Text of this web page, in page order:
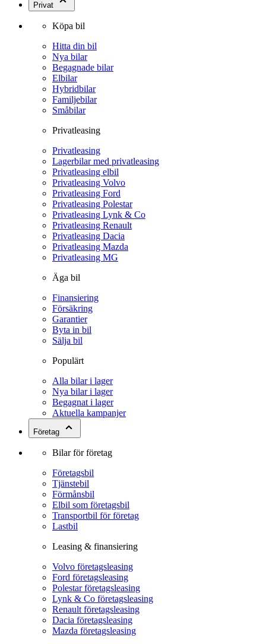
Privat
Köpa bil
Hitta din bil
Nya bilar
Begagnade bilar
Elbilar
Hybridbilar
Familjebilar
Småbilar
Privatleasing
Privatleasing
Lagerbilar med privatleasing
Privatleasing elbil
Privatleasing Volvo
Privatleasing Ford
Privatleasing Polestar
Privatleasing Lynk & Co
Privatleasing Renault
Privatleasing Dacia
Privatleasing Mazda
Privatleasing MG
Äga bil
Finansiering
Försäkring
Garantier
Byta in bil
Sälja bil
Populärt
Alla bilar i lager
Nya bilar i lager
Begagnat i lager
Aktuella kampanjer
Företag
Bilar för företag
Företagsbil
Tjänstebil
Förmånsbil
Elbil som företagsbil
Transportbil för företag
Lastbil
Leasing & finansiering
Volvo företagsleasing
Ford företagsleasing
Polestar företagsleasing
Lynk & Co företagsleasing
Renault företagsleasing
Dacia företagsleasing
Mazda företagsleasing